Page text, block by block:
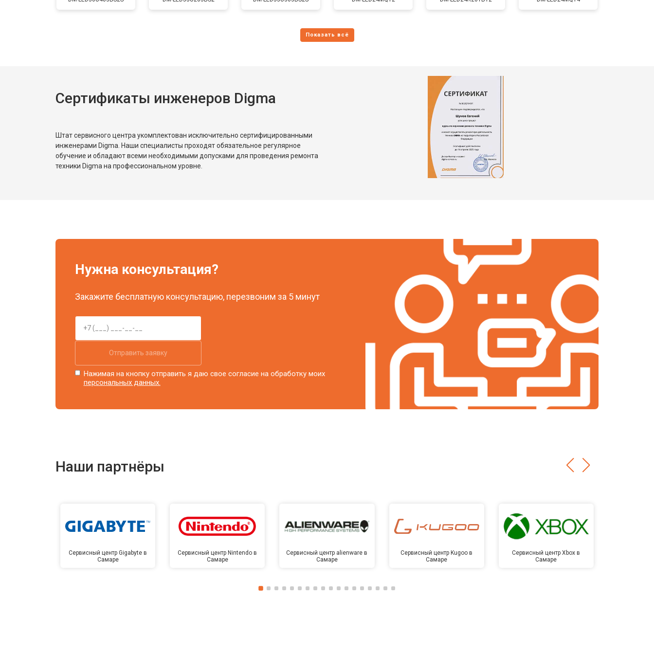
от 110 мин
Сертификаты инженеров Digma
Штат сервисного центра укомплектован исключительно сертифицированными
инженерами Digma. Наши специалисты проходят обязательное регулярное
обучение и обладают всеми необходимыми допусками для проведения ремонта
техники Digma на профессиональном уровне.
Нужна консультация?
Закажите бесплатную консультацию, перезвоним за 5 минут
Отправить заявку
Нажимая на кнопку отправить я даю свое согласие на обработку моих
персональных данных.
Наши партнёры
Сервисный центр Gigabyte в
Самаре
Сервисный центр Nintendo в
Самаре
Сервисный центр alienware в
Самаре
Сервисный центр Kugoo в
Самаре
Сервисный центр Xbox в
Самаре